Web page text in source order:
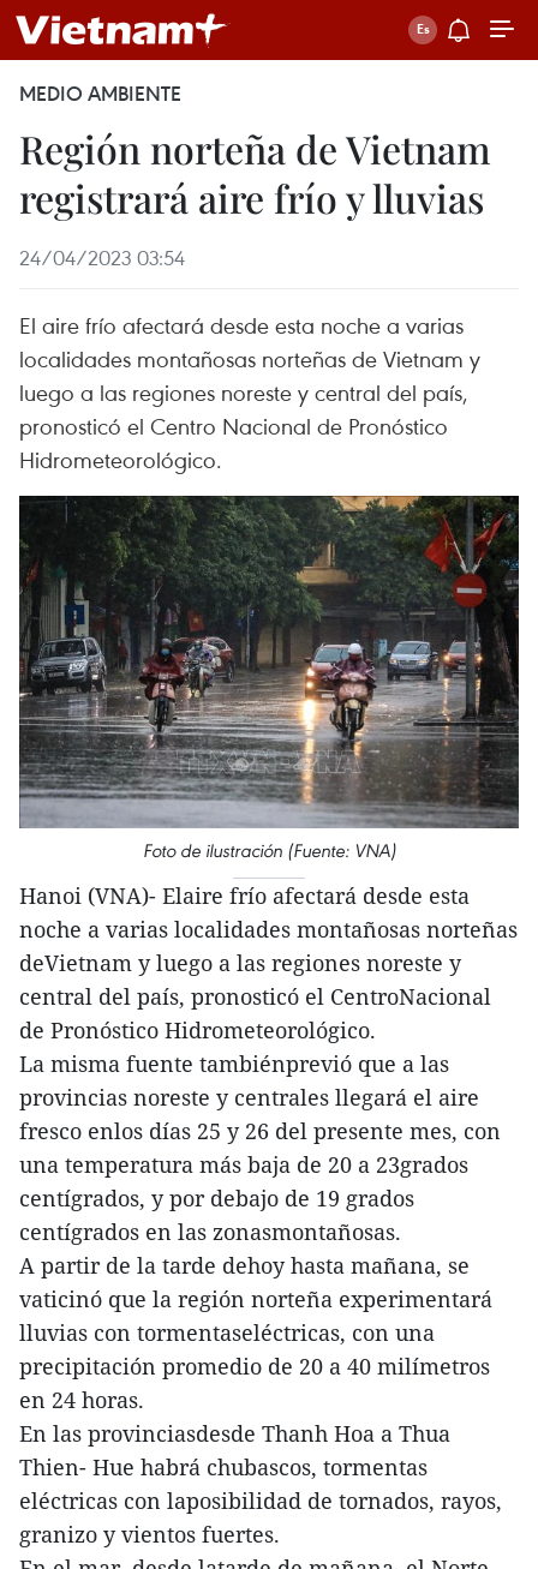
MEDIO AMBIENTE
Región norteña de Vietnam
registrará aire frío y lluvias
24/04/2023 03:54
El aire frío afectará desde esta noche a varias
localidades montañosas norteñas de Vietnam y
luego a las regiones noreste y central del país,
pronosticó el Centro Nacional de Pronóstico
Hidrometeorológico.
Foto de ilustración (Fuente: VNA)
Hanoi (VNA)- Elaire frío afectará desde esta
noche a varias localidades montañosas norteñas
deVietnam y luego a las regiones noreste y
central del país, pronosticó el CentroNacional
de Pronóstico Hidrometeorológico.
La misma fuente tambiénprevió que a las
provincias noreste y centrales llegará el aire
fresco enlos días 25 y 26 del presente mes, con
una temperatura más baja de 20 a 23grados
centígrados, y por debajo de 19 grados
centígrados en las zonasmontañosas.
A partir de la tarde dehoy hasta mañana, se
vaticinó que la región norteña experimentará
lluvias con tormentaseléctricas, con una
precipitación promedio de 20 a 40 milímetros
en 24 horas.
En las provinciasdesde Thanh Hoa a Thua
Thien- Hue habrá chubascos, tormentas
eléctricas con laposibilidad de tornados, rayos,
granizo y vientos fuertes.